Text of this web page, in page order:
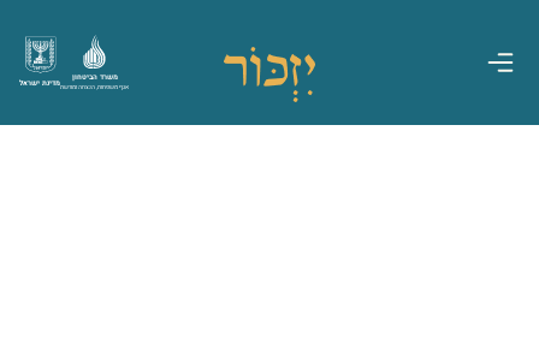
מדינת ישראל
משרד הביטחון
אגף משפחות, הנצחה ומורשת